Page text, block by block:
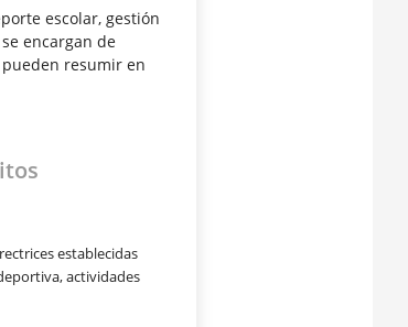
escolar, gestión
encargan de
resumir en
establecidas
actividades